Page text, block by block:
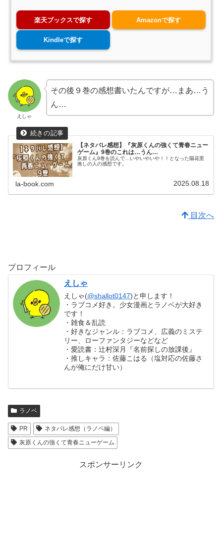
楽天ブックスで探す Amazonで探す
Kindleで探す
えしゃ
その後９巻の感想書いたんですが…まあ…う
ん…
【ネタバレ感想】『灰原くんの強くて青春ニュー
ゲーム』9巻のこれは…うん…
灰原くん9巻を読んで…いやいやいや！！となった陽花里
推しの人の感想です。
la-book.com 2025.08.18
目次へ
プロフィール
えしゃ
えしゃ(@shallot0147)と申します！
・ラブコメ好き。少女漫画とラノベが大好き
です！
・雑食＆乱読
・好きなジャンル：ラブコメ、広義のミステ
リー、ローファンタジーなどなど
・愛読書：辻村深月『名前探しの放課後』
・推しキャラ：佐藤こはる（塩対応の佐藤さ
んが俺にだけ甘い）
ラノベ
PR
ネタバレ感想（ラノベ編）
灰原くんの強くて青春ニューゲーム
スポンサーリンク